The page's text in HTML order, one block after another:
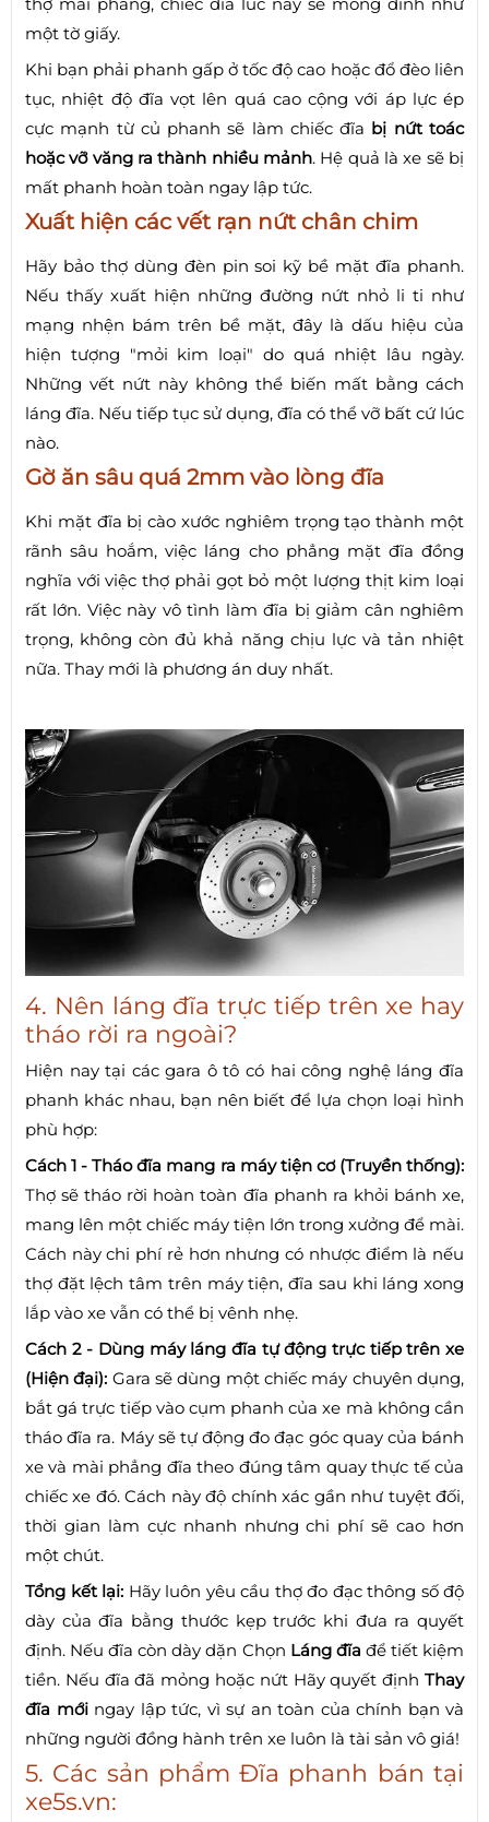
một tờ giấy.
Khi bạn phải phanh gấp ở tốc độ cao hoặc đổ đèo liên
tục, nhiệt độ đĩa vọt lên quá cao cộng với áp lực ép
cực mạnh từ củ phanh sẽ làm chiếc đĩa bị nứt toác
hoặc vỡ văng ra thành nhiều mảnh. Hệ quả là xe sẽ bị
mất phanh hoàn toàn ngay lập tức.
Xuất hiện các vết rạn nứt chân chim
Hãy bảo thợ dùng đèn pin soi kỹ bề mặt đĩa phanh.
Nếu thấy xuất hiện những đường nứt nhỏ li ti như
mạng nhện bám trên bề mặt, đây là dấu hiệu của
hiện tượng "mỏi kim loại" do quá nhiệt lâu ngày.
Những vết nứt này không thể biến mất bằng cách
láng đĩa. Nếu tiếp tục sử dụng, đĩa có thể vỡ bất cứ lúc
nào.
Gờ ăn sâu quá 2mm vào lòng đĩa
Khi mặt đĩa bị cào xước nghiêm trọng tạo thành một
rãnh sâu hoắm, việc láng cho phẳng mặt đĩa đồng
nghĩa với việc thợ phải gọt bỏ một lượng thịt kim loại
rất lớn. Việc này vô tình làm đĩa bị giảm cân nghiêm
trọng, không còn đủ khả năng chịu lực và tản nhiệt
nữa. Thay mới là phương án duy nhất.
4. Nên láng đĩa trực tiếp trên xe hay
tháo rời ra ngoài?
Hiện nay tại các gara ô tô có hai công nghệ láng đĩa
phanh khác nhau, bạn nên biết để lựa chọn loại hình
phù hợp:
Cách 1 - Tháo đĩa mang ra máy tiện cơ (Truyền thống):
Thợ sẽ tháo rời hoàn toàn đĩa phanh ra khỏi bánh xe,
mang lên một chiếc máy tiện lớn trong xưởng để mài.
Cách này chi phí rẻ hơn nhưng có nhược điểm là nếu
thợ đặt lệch tâm trên máy tiện, đĩa sau khi láng xong
lắp vào xe vẫn có thể bị vênh nhẹ.
Cách 2 - Dùng máy láng đĩa tự động trực tiếp trên xe
(Hiện đại): Gara sẽ dùng một chiếc máy chuyên dụng,
bắt gá trực tiếp vào cụm phanh của xe mà không cần
tháo đĩa ra. Máy sẽ tự động đo đạc góc quay của bánh
xe và mài phẳng đĩa theo đúng tâm quay thực tế của
chiếc xe đó. Cách này độ chính xác gần như tuyệt đối,
thời gian làm cực nhanh nhưng chi phí sẽ cao hơn
một chút.
Tổng kết lại: Hãy luôn yêu cầu thợ đo đạc thông số độ
dày của đĩa bằng thước kẹp trước khi đưa ra quyết
định. Nếu đĩa còn dày dặn Chọn Láng đĩa để tiết kiệm
tiền. Nếu đĩa đã mỏng hoặc nứt Hãy quyết định Thay
đĩa mớingay lập tức, vì sự an toàn của chính bạn và
những người đồng hành trên xe luôn là tài sản vô giá!
5. Các sản phẩm Đĩa phanh bán tại
xe5s.vn: